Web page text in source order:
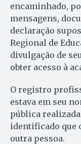
encaminhado,
mensagens,
declaração
Regional de
divulgação de
obter acesso à
O registro
estava em seu
pública realizada
identificado que
outra pessoa.